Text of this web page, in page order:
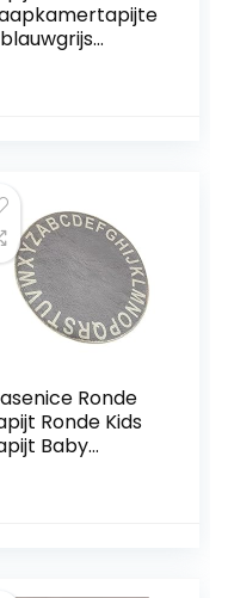
Ronde
Ronde Kids
Baby